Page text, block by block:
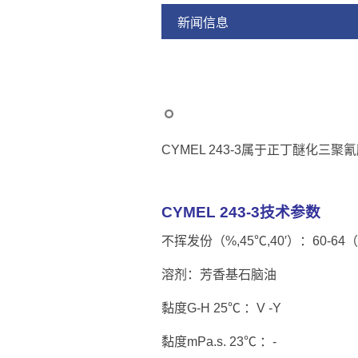
新闻信息
CYMEL 243-3属于正丁醚化三聚
CYMEL 243-3技术参数
不挥发份（%,45℃,40′）：60-64
溶剂：芳香基石脑油
黏度G-H 25℃ ：V -Y
黏度mPa.s. 23℃ ：-